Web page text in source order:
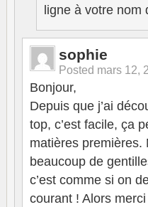
ligne à votre
sophie
Posted mars 12,
Bonjour,
Depuis que j’ai
top, c’est facile, ça
matières premières.
beaucoup de
c’est comme si on
courant ! Alors